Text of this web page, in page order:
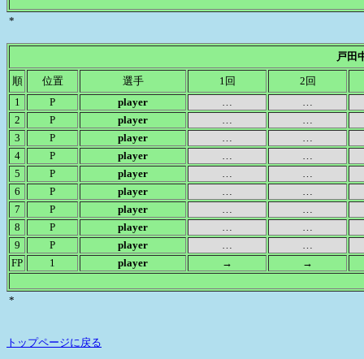
*
戸田
順
位置 選手 1回
2回
1
P player …
…
2
P player …
…
3
P player …
…
4
P player …
…
5
P player …
…
6
P player …
…
7
P player …
…
8
P player …
…
9
P player …
…
FP
1 player → →
*
トップページに戻る